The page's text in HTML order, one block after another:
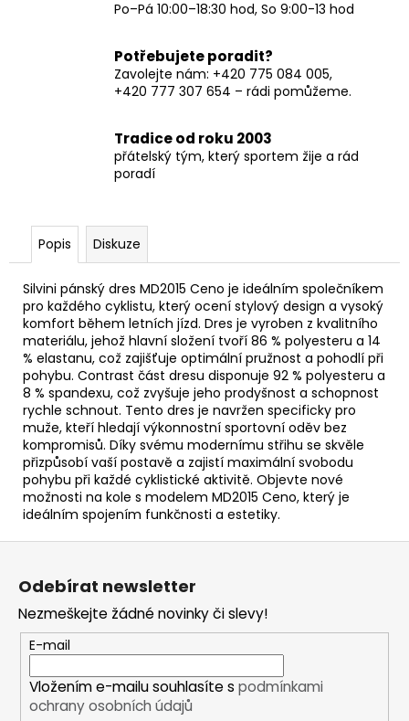
Po–Pá 10:00–18:30 hod, So 9:00-13 hod
Potřebujete poradit?
Zavolejte nám: +420 775 084 005,
+420 777 307 654 – rádi pomůžeme.
Tradice od roku 2003
přátelský tým, který sportem žije a rád
poradí
Popis Diskuze
Silvini pánský dres MD2015 Ceno je ideálním společníkem
pro každého cyklistu, který ocení stylový design a vysoký
komfort během letních jízd. Dres je vyroben z kvalitního
materiálu, jehož hlavní složení tvoří 86 % polyesteru a 14
% elastanu, což zajišťuje optimální pružnost a pohodlí při
pohybu. Contrast část dresu disponuje 92 % polyesteru a
8 % spandexu, což zvyšuje jeho prodyšnost a schopnost
rychle schnout. Tento dres je navržen specificky pro
muže, kteří hledají výkonnostní sportovní oděv bez
kompromisů. Díky svému modernímu střihu se skvěle
přizpůsobí vaší postavě a zajistí maximální svobodu
pohybu při každé cyklistické aktivitě. Objevte nové
možnosti na kole s modelem MD2015 Ceno, který je
ideálním spojením funkčnosti a estetiky.
Z
Odebírat newsletter
Nezmeškejte žádné novinky či slevy!
E-mail
Vložením e-mailu souhlasíte s podmínkami
ochrany osobních údajů